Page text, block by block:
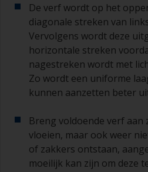
De verf wordt op het
diagonale streken van
Vervolgens wordt deze
horizontale streken
nagestreken wordt met
Zo wordt een uniforme
kunnen aanzetten beter
Breng voldoende verf
vloeien, maar ook weer
of zakkers ontstaan,
moeilijk kan zijn om deze